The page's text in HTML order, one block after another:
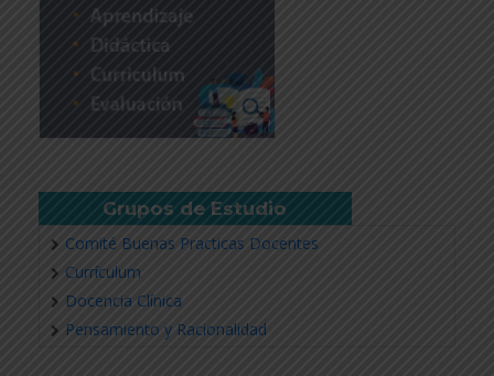
Grupos de Estudio
Comité Buenas Practicas Docentes
Currículum
Docencia Clínica
Pensamiento y Racionalidad